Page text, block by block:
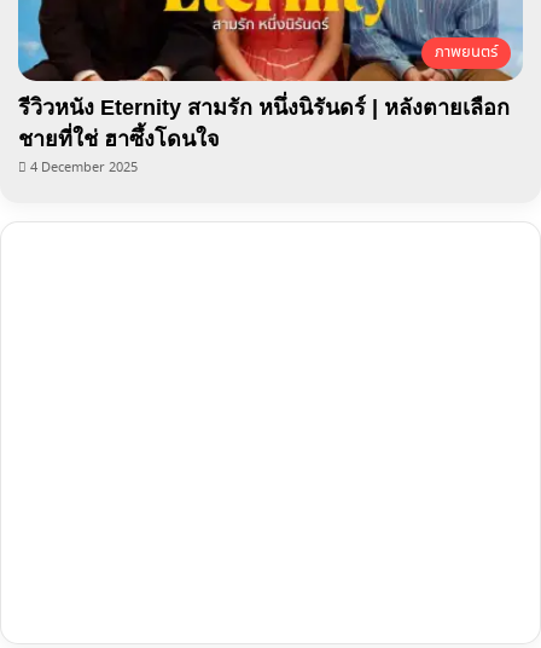
ภาพยนตร์
รีวิวหนัง Eternity สามรัก หนึ่งนิรันดร์ | หลังตายเลือก
ชายที่ใช่ ฮาซึ้งโดนใจ
4 December 2025